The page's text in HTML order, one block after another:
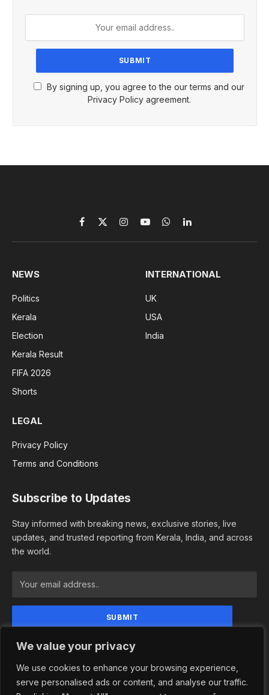
We value your privacy
We use cookies to enhance your browsing experience,
serve personalised ads or content, and analyse our traffic.
By signing up, you agree to the our terms and our
Privacy Policy agreement.
Facebook
X
(Twitter)
InstagramYouTubeWhatsAppLinkedIn
NEWS
Politics
Kerala
Election
Kerala Result
FIFA 2026
Shorts
INTERNATIONAL
UK
USA
India
LEGAL
Privacy Policy
Terms and Conditions
Subscribe to Updates
Stay informed with breaking news, exclusive stories, live
updates, and trusted reporting from Kerala, India, and across
the world.
By signing up, you agree to the our terms and our